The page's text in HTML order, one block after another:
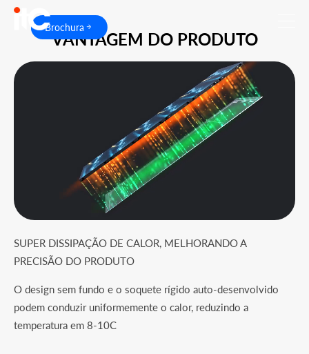
Brochura
VANTAGEM DO PRODUTO
SUPER DISSIPAÇÃO DE CALOR, MELHORANDO A
PRECISÃO DO PRODUTO
O design sem fundo e o soquete rígido auto-desenvolvido
podem conduzir uniformemente o calor, reduzindo a
temperatura em 8-10C